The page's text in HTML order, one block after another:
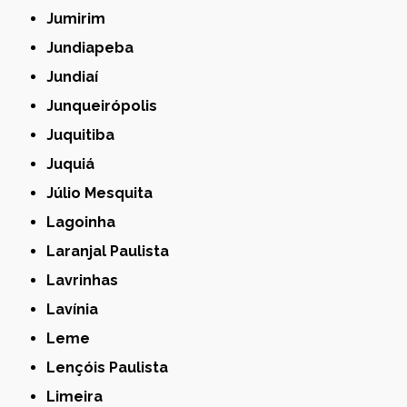
Jumirim
Jundiapeba
Jundiaí
Junqueirópolis
Juquitiba
Juquiá
Júlio Mesquita
Lagoinha
Laranjal Paulista
Lavrinhas
Lavínia
Leme
Lençóis Paulista
Limeira